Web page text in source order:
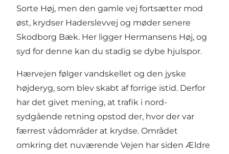
Sorte Høj, men den gamle vej fortsætter mod
øst, krydser Haderslevvej og møder senere
Skodborg Bæk. Her ligger Hermansens Høj, og
syd for denne kan du stadig se dybe hjulspor.
Hærvejen følger vandskellet og den jyske
højderyg, som blev skabt af forrige istid. Derfor
har det givet mening, at trafik i nord-
sydgående retning opstod der, hvor der var
færrest vådområder at krydse. Området
omkring det nuværende Vejen har siden Ældre